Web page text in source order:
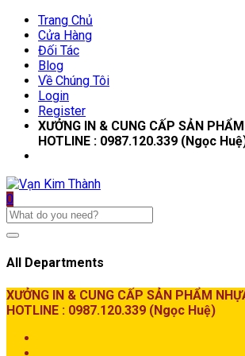
Trang Chủ
Cửa Hàng
Đối Tác
Blog
Về Chúng Tôi
Login
Register
XƯỞNG IN & CUNG CẤP SẢN
HOTLINE : 0987.120.339 (Ngọc
0
All Departments
XƯỞNG IN & CUNG CẤP SẢN PHẨM
HOTLINE : 0987.120.339 (Ngọc Huệ)